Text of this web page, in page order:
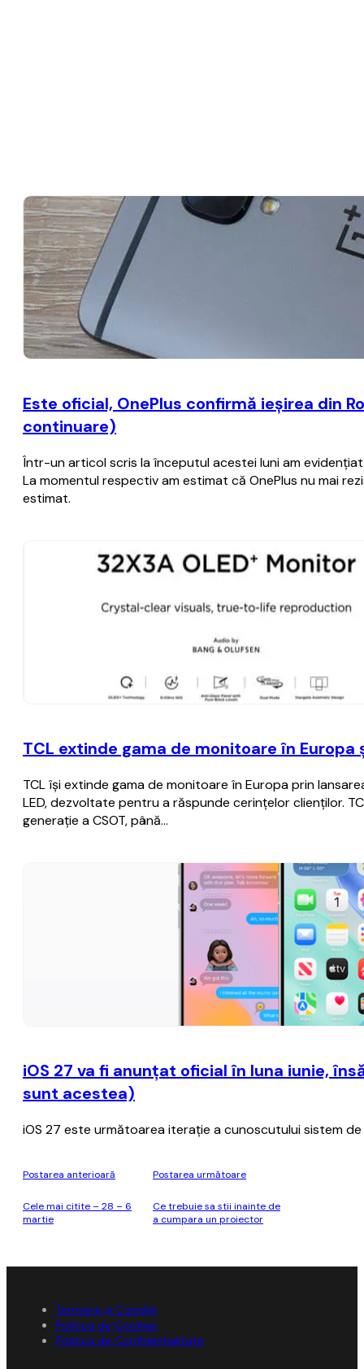
Este oficial, OnePlus confirmă ieşirea din
continuare)
Într-un articol scris la începutul acestei luni am
La momentul respectiv am estimat că OnePlus nu mai
estimat.
TCL extinde gama de monitoare în
TCL își extinde gama de monitoare în Europa prin
LED, dezvoltate pentru a răspunde cerințelor clienților.
generație a CSOT, până…
iOS 27 va fi anunţat oficial în luna iunie,
sunt acestea)
iOS 27 este următoarea iteraţie a cunoscutului sistem
Postarea anterioară
Cele mai citite – 28 – 6
martie
Postarea următoare
Ce trebuie sa stii inainte de
a cumpara un proiector
Termene și Condiții
Politica de Cookies
Politica de Confidențialitate